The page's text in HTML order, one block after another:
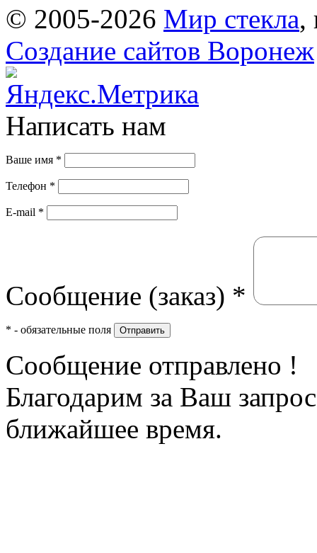
© 2005-2026 Мир стекла,
Создание сайтов Воронеж
Написать нам
Ваше имя *
Телефон *
E-mail *
Сообщение (заказ) *
* - обязательные поля Отправить
Сообщение отправлено !
Благодарим за Ваш
ближайшее время.